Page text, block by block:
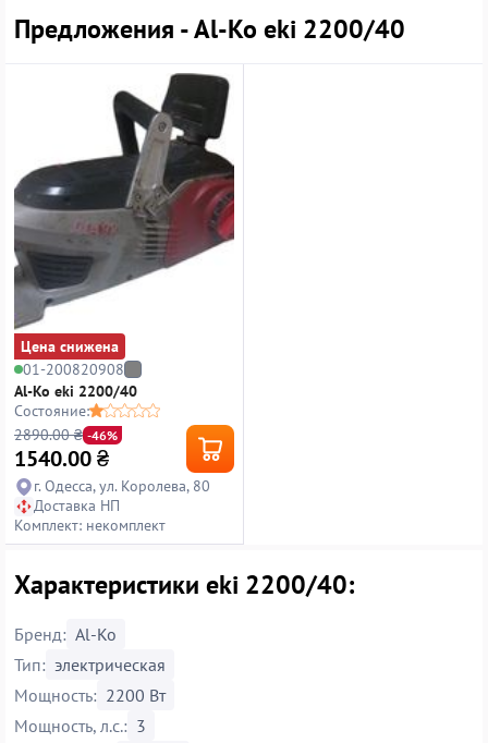
Предложения - Al-Ko eki 2200/40
Цена снижена
01-200820908
Al-Ko eki 2200/40
Состояние:
2890.00 ₴ -46%
1540.00₴
г. Одесса, ул. Королева, 80
Доставка НП
Комплект: некомплект
Характеристики eki 2200/40:
Бренд: Al-Ko
Тип: электрическая
Мощность: 2200 Вт
Мощность, л.с.: 3